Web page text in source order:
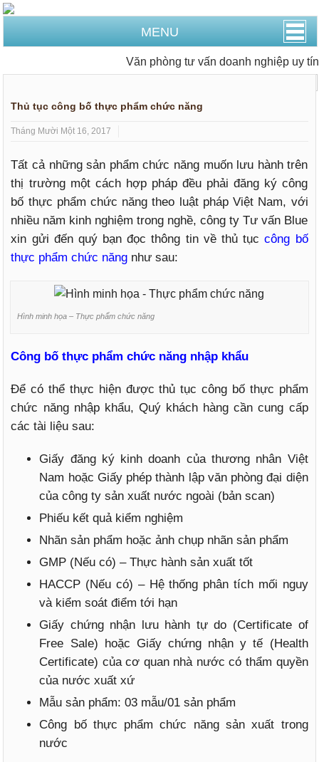
MENU
Văn phòng tư vấn doanh nghiệp uy tín
Thủ tục công bố thực phẩm chức năng
Tháng Mười Một 16, 2017
Tất cả những sản phẩm chức năng muốn lưu hành trên
thị trường một cách hợp pháp đều phải đăng ký công
bố thực phẩm chức năng theo luật pháp Việt Nam, với
nhiều năm kinh nghiệm trong nghề, công ty Tư vấn Blue
xin gửi đến quý bạn đọc thông tin về thủ tụccông bố
thực phẩm chức năng như sau:
Hình minh họa – Thực phẩm chức năng
Công bố thực phẩm chức năng nhập khẩu
Để có thể thực hiện được thủ tục công bố thực phẩm
chức năng nhập khẩu, Quý khách hàng cần cung cấp
các tài liệu sau:
Giấy đăng ký kinh doanh của thương nhân Việt
Nam hoặc Giấy phép thành lập văn phòng đại diện
của công ty sản xuất nước ngoài (bản scan)
Phiếu kết quả kiểm nghiệm
Nhãn sản phẩm hoặc ảnh chụp nhãn sản phẩm
GMP (Nếu có) – Thực hành sản xuất tốt
HACCP (Nếu có) – Hệ thống phân tích mối nguy
và kiểm soát điểm tới hạn
Giấy chứng nhận lưu hành tự do (Certificate of
Free Sale) hoặc Giấy chứng nhận y tế (Health
Certificate) của cơ quan nhà nước có thẩm quyền
của nước xuất xứ
Mẫu sản phẩm: 03 mẫu/01 sản phẩm
Công bố thực phẩm chức năng sản xuất trong
nước